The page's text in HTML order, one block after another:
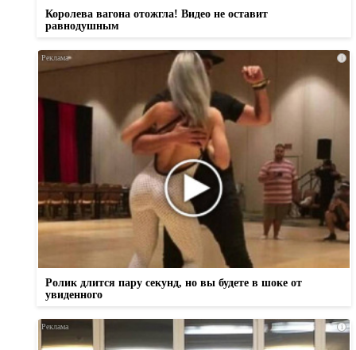
Королева вагона отожгла! Видео не оставит
равнодушным
i
Ролик длится пару секунд, но вы будете в шоке от
увиденного
i